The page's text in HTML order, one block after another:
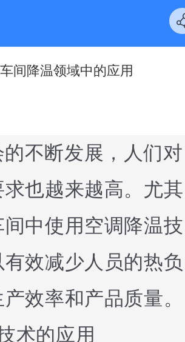
间降温领域中的应用
的不断发展，人们对
也越来越高。尤其
中使用空调降温技
效减少人员的热负
效率和产品质量。
术的应用